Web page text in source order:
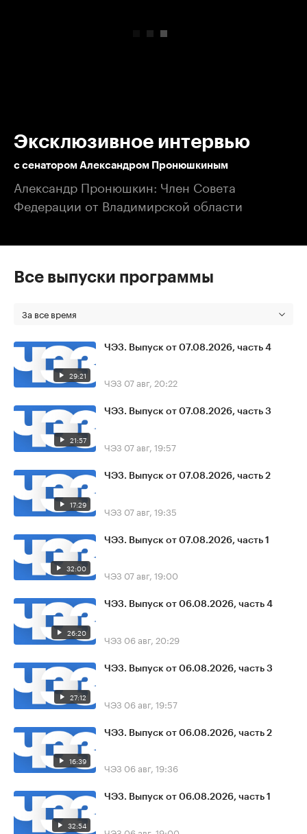
Эксклюзивное интервью
с сенатором Александром Пронюшкиным
Александр Пронюшкин: Член Совета
Федерации от Владимирской области
Все выпуски программы
За все время
29:21
ЧЭЗ. Выпуск от 07.08.2026, часть 4
ЧЭЗ 07 авг, 20:22
21:57
ЧЭЗ. Выпуск от 07.08.2026, часть 3
ЧЭЗ 07 авг, 19:57
17:29
ЧЭЗ. Выпуск от 07.08.2026, часть 2
ЧЭЗ 07 авг, 19:35
32:00
ЧЭЗ. Выпуск от 07.08.2026, часть 1
ЧЭЗ 07 авг, 19:00
26:20
ЧЭЗ. Выпуск от 06.08.2026, часть 4
ЧЭЗ 06 авг, 20:29
27:12
ЧЭЗ. Выпуск от 06.08.2026, часть 3
ЧЭЗ 06 авг, 19:57
16:39
ЧЭЗ. Выпуск от 06.08.2026, часть 2
ЧЭЗ 06 авг, 19:36
32:54
ЧЭЗ. Выпуск от 06.08.2026, часть 1